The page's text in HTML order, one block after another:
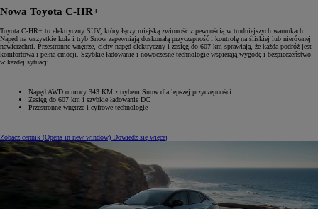
Nowa Toyota C-HR+
Toyota C-HR+ to elektryczny SUV, który łączy miejską zwinność z pewnością w trudniejszych warunkach.
Napęd na wszystkie koła i tryb Snow zapewniają doskonałą przyczepność i kontrolę na śliskiej lub nierównej
nawierzchni. Przestronne wnętrze, cichy napęd elektryczny i zasięg do 607 km sprawiają, że każda podróż jest
komfortowa i pełna emocji. Szybkie ładowanie i nowoczesne technologie wspierają wygodę i bezpieczeństwo
w każdej sytuacji.
Napęd AWD o mocy 343 KM z trybem Snow dla lepszej przyczepności
Zasięg do 607 km i szybkie ładowanie DC
Przestronne wnętrze i cyfrowe technologie
Zobacz cennik (Opens in new window) Dowiedz się więcej